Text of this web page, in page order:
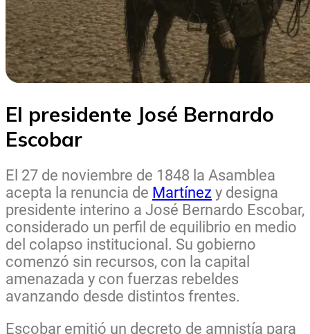
El presidente José Bernardo
Escobar
El 27 de noviembre de 1848 la Asamblea
acepta la renuncia de Martínez y designa
presidente interino a José Bernardo Escobar,
considerado un perfil de equilibrio en medio
del colapso institucional. Su gobierno
comenzó sin recursos, con la capital
amenazada y con fuerzas rebeldes
avanzando desde distintos frentes.
Escobar emitió un decreto de amnistía para